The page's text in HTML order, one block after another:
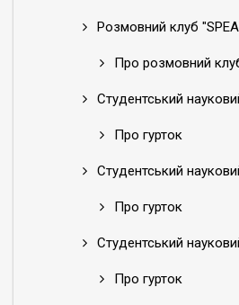
Розмовний клуб
Про розмовний
Студентський
Про гурток
Студентський
Про гурток
Студентський
Про гурток